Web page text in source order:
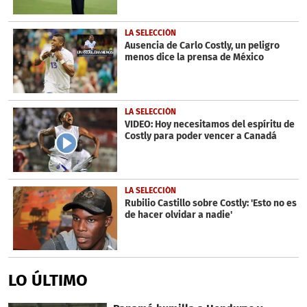
LA SELECCIÓN
Ausencia de Carlo Costly, un peligro
menos dice la prensa de México
LA SELECCIÓN
VIDEO: Hoy necesitamos del espíritu de
Costly para poder vencer a Canadá
LA SELECCIÓN
Rubilio Castillo sobre Costly: 'Esto no es
de hacer olvidar a nadie'
LO ÚLTIMO